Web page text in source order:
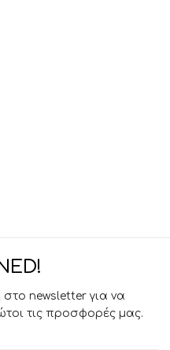
στο newsletter για να
τις προσφορές μας.